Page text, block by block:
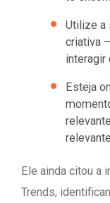
Utilize a
criativa
interagir
Esteja
Ele ainda citou a
Trends,